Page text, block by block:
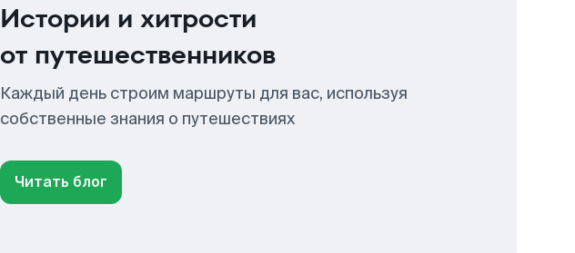
Истории и хитрости
от путешественников
Каждый день строим маршруты для вас, используя
собственные знания о путешествиях
Читать блог